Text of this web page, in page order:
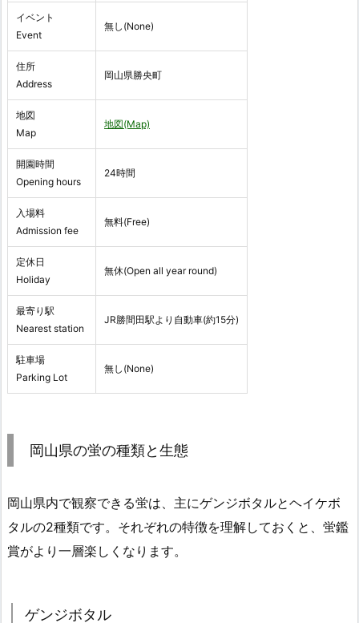
イベント
Event
無し(None)
住所
Address
岡山県勝央町
地図
Map
地図(Map)
開園時間
Opening hours
24時間
入場料
Admission fee
無料(Free)
定休日
Holiday
無休(Open all year round)
最寄り駅
Nearest station
JR勝間田駅より自動車(約15分)
駐車場
Parking Lot
無し(None)
岡山県の蛍の種類と生態
岡山県内で観察できる蛍は、主にゲンジボタルとヘイケボ
タルの2種類です。それぞれの特徴を理解しておくと、蛍鑑
賞がより一層楽しくなります。
ゲンジボタル